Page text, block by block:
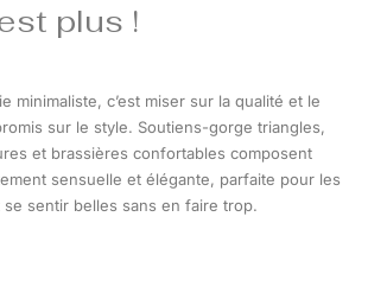
plus !
minimaliste, c’est miser sur la qualité et le
sur le style. Soutiens-gorge triangles,
et brassières confortables composent
sensuelle et élégante, parfaite pour les
sentir belles sans en faire trop.